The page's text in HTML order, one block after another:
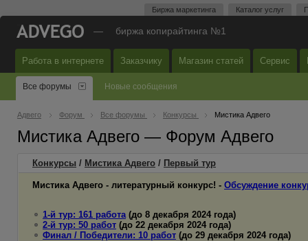
Биржа маркетинга Каталог услуг
— биржа копирайтинга №1
Работа в интернете Заказчику Магазин статей Сервис
Все форумы Новые сообщения
Адвего Форум Все форумы Конкурсы Мистика Адвего
Мистика Адвего — Форум Адвего
Конкурсы / Мистика Адвего / Первый тур
Мистика Адвего - литературный конкурс! - Обсуждение
1-й тур: 161 работа(до 8 декабря 2024 года)
2-й тур: 50 работ (до 22 декабря 2024 года)
Финал / Победители: 10 работ (до 29 декабря 2024 года)